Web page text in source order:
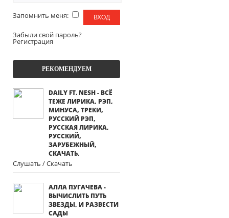
Запомнить меня:
Забыли свой пароль?
Регистрация
РЕКОМЕНДУЕМ
DAILY FT. NESH - ВСЁ
ТЕЖЕ ЛИРИКА, РЭП,
МИНУСА, ТРЕКИ,
РУССКИЙ РЭП,
РУССКАЯ ЛИРИКА,
РУССКИЙ,
ЗАРУБЕЖНЫЙ,
СКАЧАТЬ,
Слушать / Скачать
АЛЛА ПУГАЧЕВА -
ВЫЧИСЛИТЬ ПУТЬ
ЗВЕЗДЫ, И РАЗВЕСТИ
САДЫ